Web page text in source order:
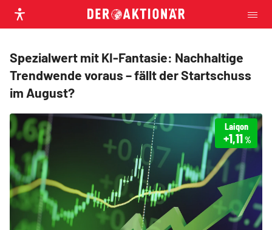
Spezialwert mit KI-Fantasie: Nachhaltige
Trendwende voraus – fällt der Startschuss
im August?
Laiqon
+1,11%